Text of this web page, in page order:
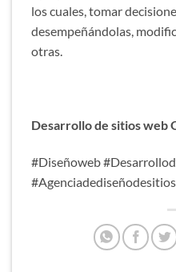
los cuales, tomar
desempeñándolas,
otras.
Desarrollo de sitios web
#Diseñoweb